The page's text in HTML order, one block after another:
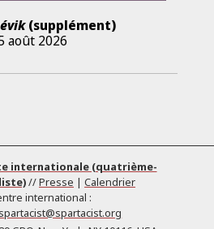
(supplément)
août 2026
internationale (quatrième-
//Presse | Calendrier
international :
spartacist@spartacist.org